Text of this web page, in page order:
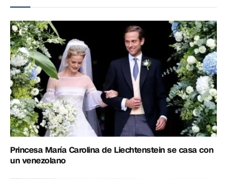
Princesa María Carolina de Liechtenstein se casa con
un venezolano